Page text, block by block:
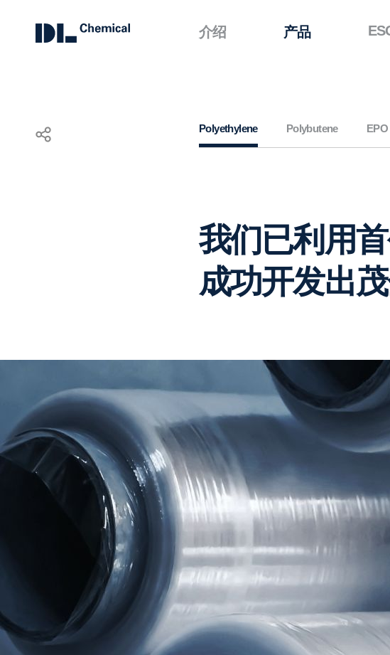
介绍 产品
Polyethylene Polybutene EPO
我们已利用
成功开发出